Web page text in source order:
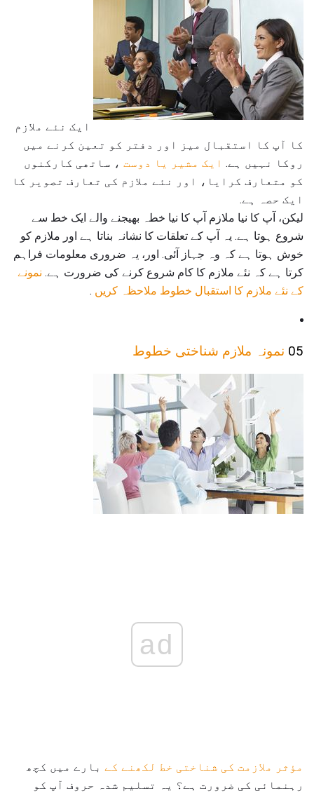
ایک نئے ملازم
کا آپ کا استقبال میز اور دفتر کو تعین کرنے میں
روکا نہیں ہے. ایک مشیر یا دوست ، ساتھی کارکنوں
کو متعارف کرایا، اور نئے ملازم کی تعارف تصویر کا
ایک حصہ ہے.
لیکن، آپ کا نیا ملازم آپ کا نیا خطہ بھیجنے والے ایک خط سے
شروع ہوتا ہے. یہ آپ کے تعلقات کا نشانہ بناتا ہے اور ملازم کو
خوش ہوتا ہے کہ وہ جہاز آئی. اور، یہ ضروری معلومات فراہم
کرتا ہے کہ نئے ملازم کا کام شروع کرنے کی ضرورت ہے. نمونے
کے نئے ملازم کا استقبال خطوط ملاحظہ کریں .
05 نمونہ ملازم شناختی خطوط
ad
مؤثر ملازمت کی شناختی خط لکھنے کے بارے میں کچھ
رہنمائی کی ضرورت ہے؟ یہ تسلیم شدہ حروف آپ کو